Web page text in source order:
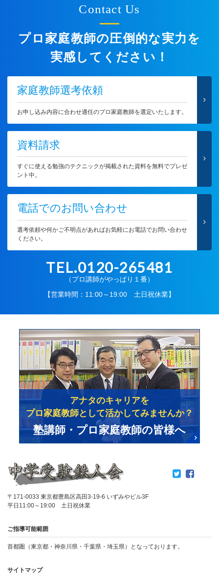
Contact Us
プロ家庭教師の圧倒的な実力を
実感してください！
家庭教師選考依頼
お申し込み内容に合わせ適任のプロ家庭教師を選定いたします。
資料請求
すぐに使える勉強のテクニックが掲載された資料を無料でプレゼ
ント中。
電話でのお問い合わせ
選考依頼や何かご不明点があればお気軽にお電話でお問い合わせ
ください。
TEL.0120-265481
（プロ講師がやっぱり１番）
【営業時間：11:00～19:00 土日祝休業】
〒171-0033 東京都豊島区高田3-19-6 いずみやビル3F
平日11:00～19:00 土日祝休業
ご指導可能範囲
首都圏（東京都・神奈川県・千葉県・埼玉県）となっております。
サイトマップ
アナタのキャリアを
プロ家庭教師として活かしてみませんか？
塾講師・プロ家庭教師の皆様へ